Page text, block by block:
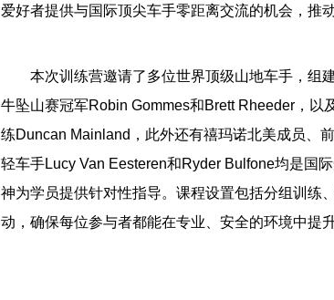
爱好者提供与国际顶尖车手零距离交流的机会，推
本次训练营邀请了多位世界顶级山地车手，组
牛坠山赛冠军Robin Gommes和Brett Rheeder，以
练Duncan Mainland，此外还有禧玛诺北美成员、
轻车手Lucy Van Eesteren和Ryder Bulfone均是国
神为学员提供针对性指导。课程设置包括分组训练
动，确保每位参与者都能在专业、安全的环境中提